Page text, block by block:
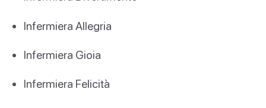
Infermiera Allegria
Infermiera Gioia
Infermiera Felicità